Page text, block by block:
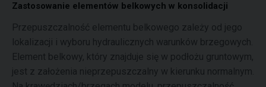
Zastosowanie elementów belkowych w konsolidacji
Przepuszczalność elementu belkowego zależy od jego
lokalizacji i wyboru hydraulicznych warunków brzegowych.
Element belkowy, który znajduje się w podłożu gruntowym,
jest z założenia nieprzepuszczalny w kierunku normalnym.